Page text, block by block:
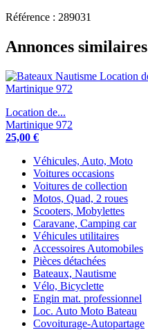
Référence : 289031
Annonces similaires
Location de...
Martinique 972
25,00 €
Véhicules, Auto, Moto
Voitures occasions
Voitures de collection
Motos, Quad, 2 roues
Scooters, Mobylettes
Caravane, Camping car
Véhicules utilitaires
Accessoires Automobiles
Pièces détachées
Bateaux, Nautisme
Vélo, Bicyclette
Engin mat. professionnel
Loc. Auto Moto Bateau
Covoiturage-Autopartage